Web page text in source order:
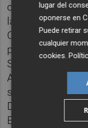
contará, además
la capital (en
Cabanyal, Ciutat
participantes de
Sagunto,
Alicante cuenta
situados,
Denia, Benidorm,
Elche. Castellón
lugar del
oponerse en
Puede retirar
cualquier
cookies.